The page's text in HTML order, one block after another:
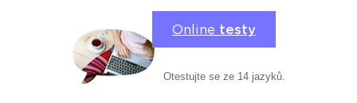
Online testy
Otestujte se ze 14 jazyků.